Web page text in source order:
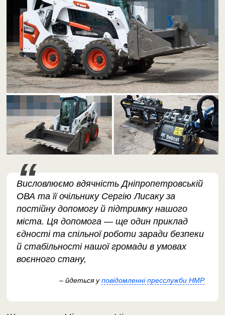
Висловлюємо вдячність Дніпропетровській
ОВА та її очільнику Сергію Лисаку за
постійну допомогу й підтримку нашого
міста. Ця допомога — ще один приклад
єдності та спільної роботи заради безпеки
й стабільності нашої громади в умовах
воєнного стану,
– йдеться уповідомленні пресслужби НМР